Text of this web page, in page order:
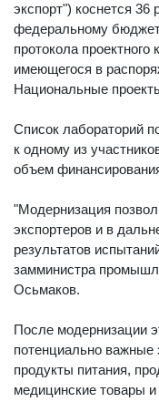
экспорт") коснется 36
федеральному
протокола
имеющегося в
Национальные
Список лабораторий
к одному из
объем
"Модернизация
экспортеров и в
результатов
замминистра
Осьмаков.
После модернизации
потенциально важные
продукты питания,
медицинские товары и